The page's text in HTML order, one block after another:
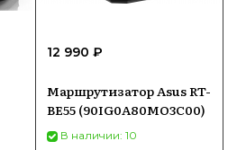
12 990 ₽
Маршрутизатор Asus RT-
BE55 (90IG0A80MO3C00)
В наличии: 10